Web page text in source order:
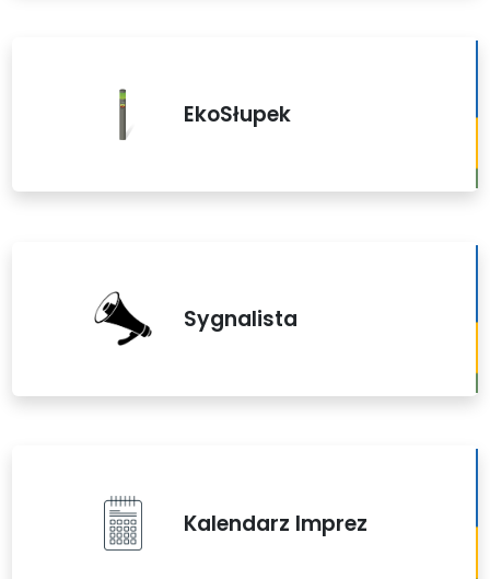
EkoSłupek
Sygnalista
Kalendarz Imprez